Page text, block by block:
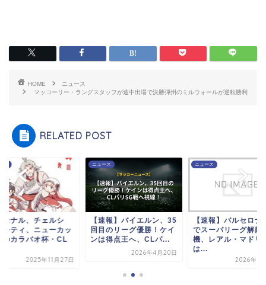
HOME
ニュース
マッコーリー・ラングスタッフが途中出場で決勝弾州のミルウォールが逆転勝利
RELATED POST
セナル、チェルシ
シティ、ニューカッ
のカラバオ杯・CL
2025年11月27日
ニュース
【速報】バイエルン、35
回目のリーグ優勝！ケイ
ンは得点王へ、CLパ...
2026年4月20日
ニュース
【速報】バルセロナ
でスーパリーグ解散
機、レアル・マドリ
は...
2026年2